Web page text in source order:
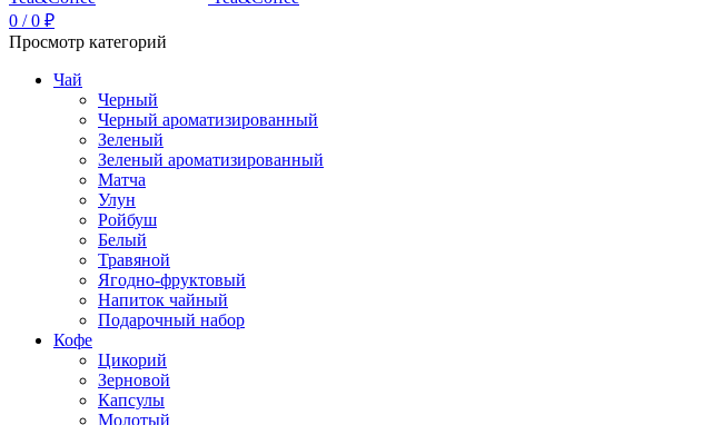
0 / 0 ₽
Просмотр категорий
Чай
Черный
Черный ароматизированный
Зеленый
Зеленый ароматизированный
Матча
Улун
Ройбуш
Белый
Травяной
Ягодно-фруктовый
Напиток чайный
Подарочный набор
Кофе
Цикорий
Зерновой
Капсулы
Молотый